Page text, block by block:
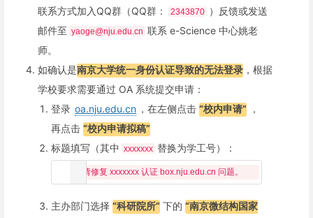
联系方式加入QQ群（QQ群：
2343870
）反馈或发送
邮件至 yaoge@nju.edu.cn 联系 e-Science 中心姚老
师。
如确认是南京大学统一身份认证导致的无法登录 ，根据
学校要求需要通过 OA 系统提交申请：
登录 oa.nju.edu.cn ，在左侧点击“校内申请” ，
再点击“校内申请拟稿”
标题填写（其中
xxxxxxx 替换为学工号）：
主办部门选择“科研院所” 下的“南京微结构国家